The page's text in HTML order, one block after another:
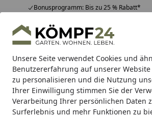
Unsere Seite verwendet Cookies und
Benutzererfahrung auf unserer
zu personalisieren und die Nutzung
Ihrer Einwilligung stimmen Sie der
Verarbeitung Ihrer persönlichen Daten
Surferlebnis und mehr Funktionen zu
Bonusprogramm: Bis zu 25 % Rabatt*
Hotline07051 / 9 22 22
Mo-Fr. 8-16 Uhr 25.974 Bewertungen
Alle Produkte
Alle ProdukteHighlights Tipps
Zaun Sichtschutzzaun Zaun